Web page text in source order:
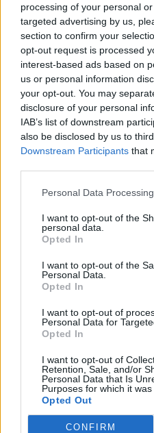
processing of your personal
targeted advertising by us,
section to confirm your
opt-out request is processed
interest-based ads based on
us or personal information
your opt-out. You may
disclosure of your personal
IAB’s list of downstream
also be disclosed by us to
Downstream Participants that
Personal Data
I want to opt-out of the
personal data.
Opted In
I want to opt-out of the
Personal Data.
Opted In
I want to opt-out of
Personal Data for
Opted In
I want to opt-out of
Retention, Sale, and/or
Personal Data that Is
Purposes for which it was
Opted Out
CONFIRM
Több mint kétszer annyi
felsőoktatásba, mint
összesen van
Nemcsak abban vannak jelentős
hogy hány kollégiumi férőhely jut
sem egységes. Míg a BME-n 100
férőhely jut, a BGE-n mindössze
díjak pedig 9300 és 25 500
mennyit kell fizetni, és mi
Felsőoktatás
Dolgoznának az egyetem
levelezős hallgatót érinthet
„Szinte bárhol voltam
tagozatos hallgató vagyok,
számolt be tapasztalatairól az
azonban korántsem egyedi: több
hasonló nehézségekről.
Campus life
Kovács Dóri
Eltörölnék a 45 perces
óvodák dönthetnének az